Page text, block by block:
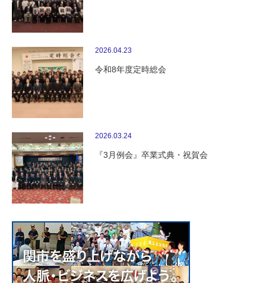
2026.04.23
令和8年度定時総会
2026.03.24
『3月例会』卒業式典・祝賀会